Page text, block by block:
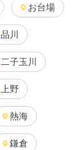
お台場
品川
二子玉川
上野
熱海
鎌倉